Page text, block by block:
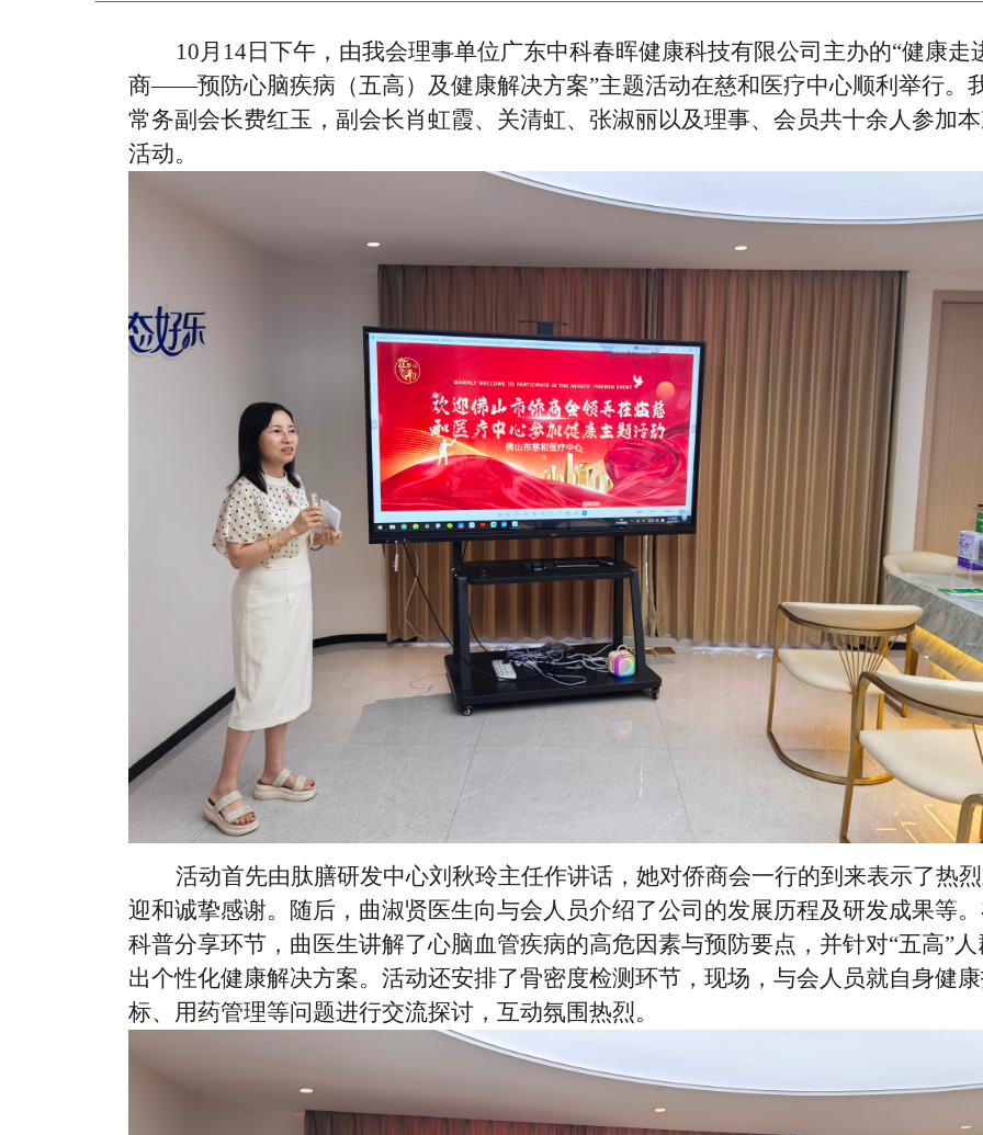
10月14日下午，由我会理事单位广东中科春晖健康科技有限公司主办的“健康走
商——预防心脑疾病（五高）及健康解决方案”主题活动在慈和医疗中心顺利举行。
常务副会长费红玉，副会长肖虹霞、关清虹、张淑丽以及理事、会员共十余人参加
活动。
活动首先由肽膳研发中心刘 秋玲主任作讲话，她对侨商会一行的到来表示了热
迎和诚挚感谢。随后，曲淑贤医生向与会人员介绍了公司的发展历程及研发成果等
科普分享环节，曲医生讲解了心脑血管疾病的高危因素与预防要点，并针对“五高”
出个性化健康解决方案。活动还安排了骨密度检测环节，现场，与会人员就自身健
标、用药管理等问题进行交流探讨，互动氛围热烈。